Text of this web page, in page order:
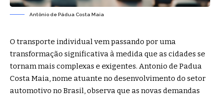
Antônio de Pádua Costa Maia
O transporte individual vem passando por uma
transformação significativa à medida que as cidades se
tornam mais complexas e exigentes. Antonio de Padua
Costa Maia, nome atuante no desenvolvimento do setor
automotivo no Brasil, observa que as novas demandas